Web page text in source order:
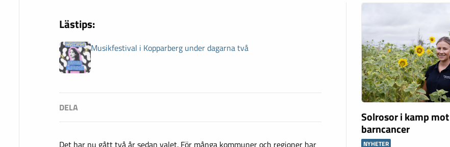
Lästips:
Musikfestival i Kopparberg under dagarna två
Det har nu gått två år sedan valet. För många kommuner och regioner har
Solrosor i kamp mot
barncancer
NYHETER